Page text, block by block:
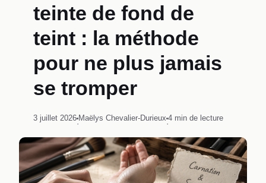
teinte de fond de
teint : la méthode
pour ne plus jamais
se tromper
3 juillet 2026
·
Maëlys Chevalier-Durieux
·
4 min de lecture